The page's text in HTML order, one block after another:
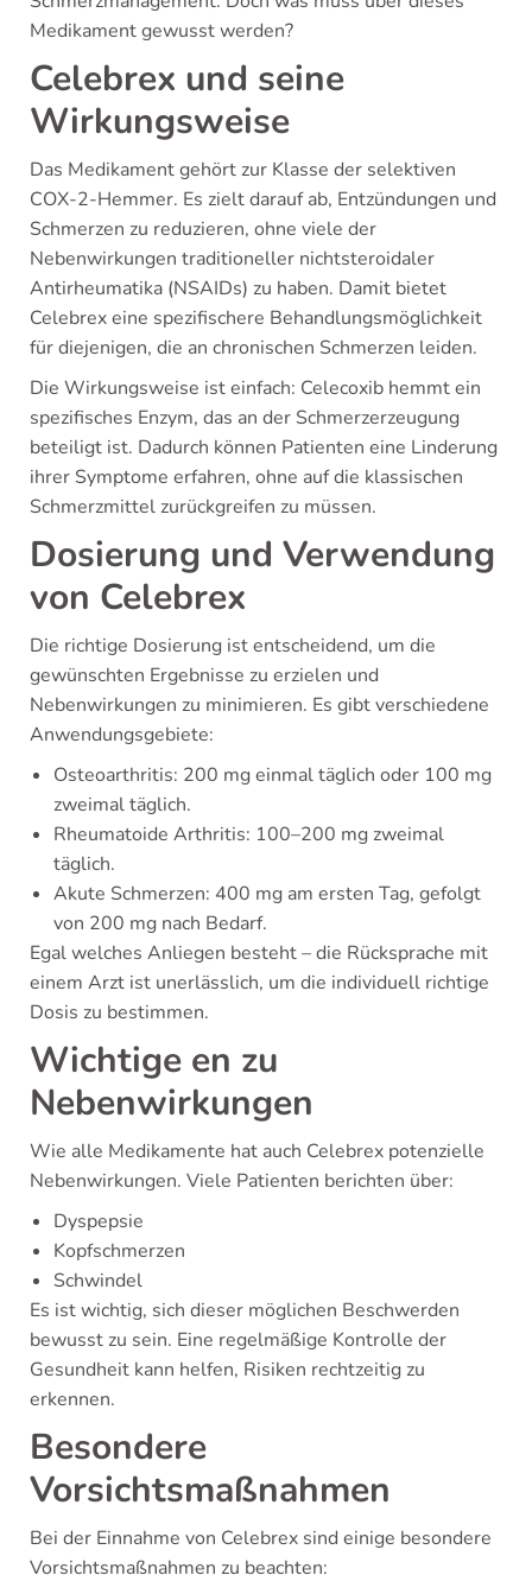
Medikament gewusst werden?
Celebrex und seine
Wirkungsweise
Das Medikament gehört zur Klasse der selektiven
COX-2-Hemmer. Es zielt darauf ab, Entzündungen und
Schmerzen zu reduzieren, ohne viele der
Nebenwirkungen traditioneller nichtsteroidaler
Antirheumatika (NSAIDs) zu haben. Damit bietet
Celebrex eine spezifischere Behandlungsmöglichkeit
für diejenigen, die an chronischen Schmerzen leiden.
Die Wirkungsweise ist einfach: Celecoxib hemmt ein
spezifisches Enzym, das an der Schmerzerzeugung
beteiligt ist. Dadurch können Patienten eine Linderung
ihrer Symptome erfahren, ohne auf die klassischen
Schmerzmittel zurückgreifen zu müssen.
Dosierung und Verwendung
von Celebrex
Die richtige Dosierung ist entscheidend, um die
gewünschten Ergebnisse zu erzielen und
Nebenwirkungen zu minimieren. Es gibt verschiedene
Anwendungsgebiete:
Osteoarthritis: 200 mg einmal täglich oder 100 mg
zweimal täglich.
Rheumatoide Arthritis: 100–200 mg zweimal
täglich.
Akute Schmerzen: 400 mg am ersten Tag, gefolgt
von 200 mg nach Bedarf.
Egal welches Anliegen besteht – die Rücksprache mit
einem Arzt ist unerlässlich, um die individuell richtige
Dosis zu bestimmen.
Wichtige en zu
Nebenwirkungen
Wie alle Medikamente hat auch Celebrex potenzielle
Nebenwirkungen. Viele Patienten berichten über:
Dyspepsie
Kopfschmerzen
Schwindel
Es ist wichtig, sich dieser möglichen Beschwerden
bewusst zu sein. Eine regelmäßige Kontrolle der
Gesundheit kann helfen, Risiken rechtzeitig zu
erkennen.
Besondere
Vorsichtsmaßnahmen
Bei der Einnahme von Celebrex sind einige besondere
Vorsichtsmaßnahmen zu beachten: